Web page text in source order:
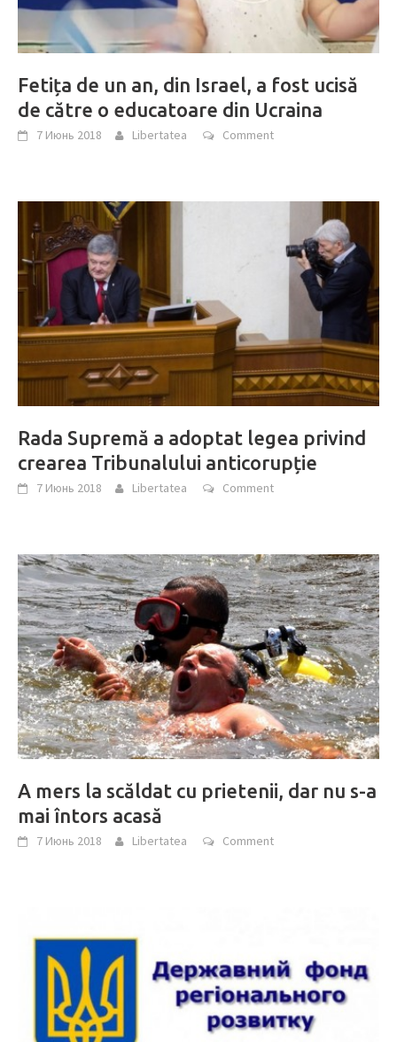
Fetița de un an, din Israel, a fost ucisă
de către o educatoare din Ucraina
7 Июнь 2018 Libertatea Comment
Rada Supremă a adoptat legea privind
crearea Tribunalului anticorupție
7 Июнь 2018 Libertatea Comment
A mers la scăldat cu prietenii, dar nu s-a
mai întors acasă
7 Июнь 2018 Libertatea Comment